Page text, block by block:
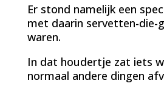
Er stond namelijk een
met daarin servetten-die-
waren.
In dat houdertje zat iets
normaal andere dingen